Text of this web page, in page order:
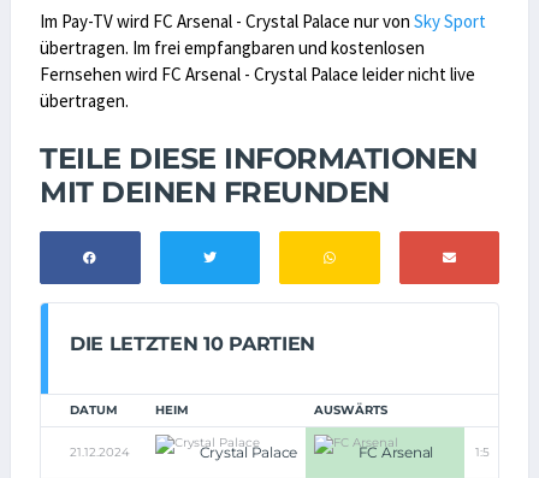
Im Pay-TV wird FC Arsenal - Crystal Palace nur von Sky Sport
übertragen. Im frei empfangbaren und kostenlosen
Fernsehen wird FC Arsenal - Crystal Palace leider nicht live
übertragen.
TEILE DIESE INFORMATIONEN
MIT DEINEN FREUNDEN
DIE LETZTEN 10 PARTIEN
DATUM HEIM AUSWÄRTS
21.12.2024 Crystal Palace FC Arsenal 1:5